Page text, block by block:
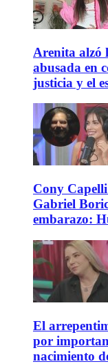
Arenita alzó
abusada en
justicia y el
Cony
Gabriel
embarazo:
El
por
nacimiento